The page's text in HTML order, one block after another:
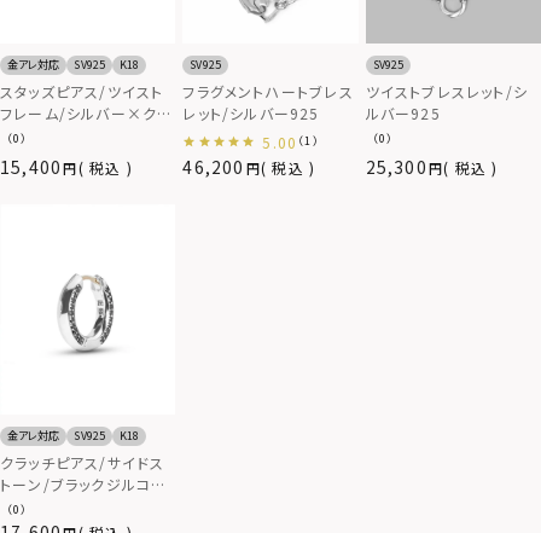
金アレ対応 SV925 K18
スタッズピアス/ツイスト
フレーム/シルバー×クリ
アジルコニア/シルバー
925
15,400 税込
（0）
SV925
フラグメントハートブレス
レット/シルバー925
46,200 税込
5.00 （1）
SV925
ツイストブレスレット/シ
ルバー925
25,300 税込
（0）
金アレ対応 SV925 K18
クラッチピアス/サイドス
トーン/ブラックジルコニ
ア/シルバー925
（0）